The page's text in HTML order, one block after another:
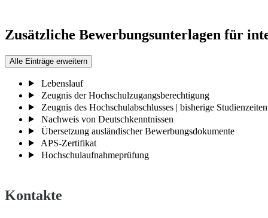
Zusätzliche Bewerbungsunterlagen für
Alle Einträge erweitern
Lebenslauf
Zeugnis der Hochschulzugangsberechtigung
Zeugnis des Hochschulabschlusses | bisherige Studienzeiten
Nachweis von Deutschkenntnissen
Übersetzung ausländischer Bewerbungsdokumente
APS-Zertifikat
Hochschulaufnahmeprüfung
Kontakte